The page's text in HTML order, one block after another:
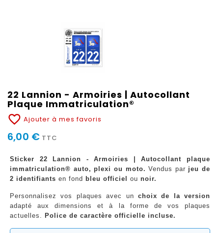
22 Lannion - Armoiries | Autocollant
Plaque Immatriculation®
favorite_border Ajouter à mes favoris
6,00 € TTC
Sticker 22 Lannion - Armoiries | Autocollant plaque
immatriculation® auto, plexi ou moto. Vendus par jeu de
2 identifiants en fond bleu officiel ou noir.
Personnalisez vos plaques avec un choix de la version
adapté aux dimensions et à la forme de vos plaques
actuelles. Police de caractère officielle incluse.